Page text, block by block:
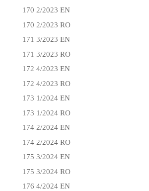
170 2/2023 EN
170 2/2023 RO
171 3/2023 EN
171 3/2023 RO
172 4/2023 EN
172 4/2023 RO
173 1/2024 EN
173 1/2024 RO
174 2/2024 EN
174 2/2024 RO
175 3/2024 EN
175 3/2024 RO
176 4/2024 EN